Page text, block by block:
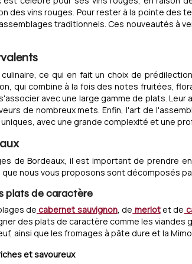
des vins rouges. Pour rester à la pointe des
traditionnels. Ces nouveautés à
ce qui en fait un choix de
qui combine à la fois des notes fruitées,
avec une large gamme de plats.
de nombreux mets. Enfin, l'art de
avec une grande complexité et une
de Bordeaux, il est important de prendre
nous vous proposons sont décomposés
plats de caractère
de cabernet sauvignon, de merlotet de
des plats de caractère comme les
ainsi que les fromages à pâte dure et la
et savoureux